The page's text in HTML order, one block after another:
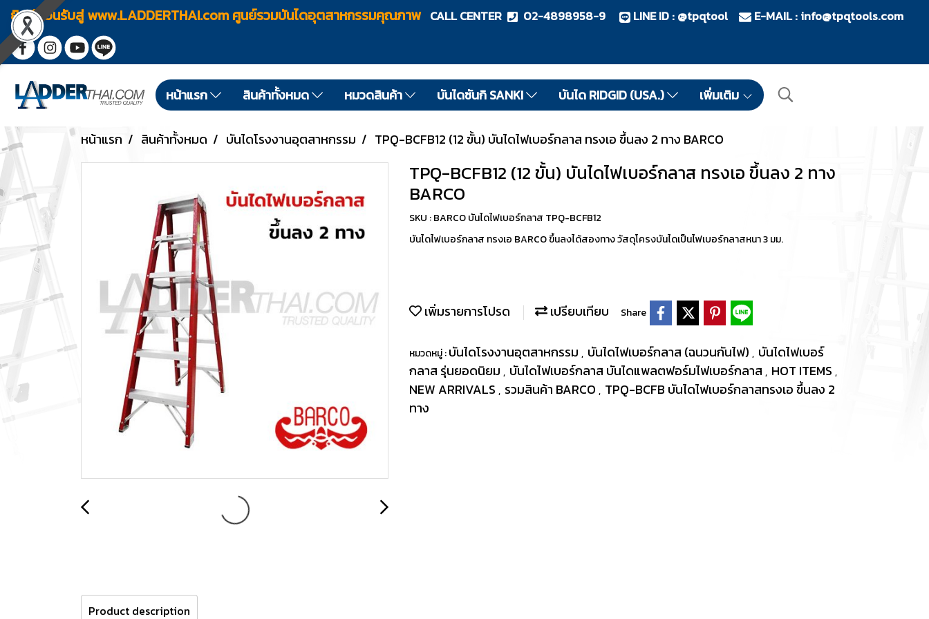
ยินดีต้อนรับสู่ www.LADDERTHAI.com ศูนย์รวมบันไดอุตสาหกรรมคุณภาพ CALL CENTER 02-4898958-9 LINE ID : @tpqtool E-MAIL : info@tpqtools.com
หน้าแรก สินค้าทั้งหมด หมวดสินค้า บันไดซันกิ SANKI บันได RIDGID (USA.) เพิ่มเติม
หน้าแรก สินค้าทั้งหมด บันไดโรงงานอุตสาหกรรม TPQ-BCFB12 (12 ขั้น) บันไดไฟเบอร์กลาส ทรงเอ ขึ้นลง 2 ทาง BARCO
TPQ-BCFB12 (12 ขั้น) บันไดไฟเบอร์กลาส ทรงเอ ขึ้นลง 2 ทาง
BARCO
SKU : BARCO บันไดไฟเบอร์กลาส TPQ-BCFB12
บันไดไฟเบอร์กลาส ทรงเอ BARCO ขึ้นลงได้สองทาง วัสดุโครงบันไดเป็นไฟเบอร์กลาสหนา 3 มม.
เพิ่มรายการโปรด เปรียบเทียบ Share
หมวดหมู่ :บันไดโรงงานอุตสาหกรรม , บันไดไฟเบอร์กลาส (ฉนวนกันไฟ) , บันไดไฟเบอร์
กลาส รุ่นยอดนิยม , บันไดไฟเบอร์กลาส บันไดแพลตฟอร์มไฟเบอร์กลาส , HOT ITEMS ,
NEW ARRIVALS , รวมสินค้า BARCO , TPQ-BCFB บันไดไฟเบอร์กลาสทรงเอ ขึ้นลง 2
ทาง
Product description